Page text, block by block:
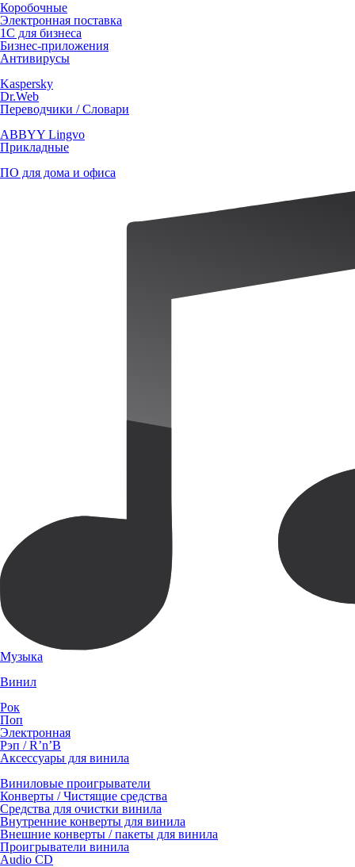
Коробочные
Электронная поставка
1С для бизнеса
Бизнес-приложения
Антивирусы
Kaspersky
Dr.Web
Переводчики / Словари
ABBYY Lingvo
Прикладные
ПО для дома и офиса
Музыка
Винил
Рок
Поп
Электронная
Рэп / R’n’B
Аксессуары для винила
Виниловые проигрыватели
Конверты / Чистящие средства
Средства для очистки винила
Внутренние конверты для винила
Внешние конверты / пакеты для винила
Проигрыватели винила
Audio CD